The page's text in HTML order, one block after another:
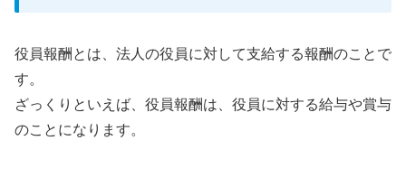
役員報酬とは、法人の役員に対して支給する報酬のことで
す。
ざっくりといえば、役員報酬は、役員に対する給与や賞与
のことになります。